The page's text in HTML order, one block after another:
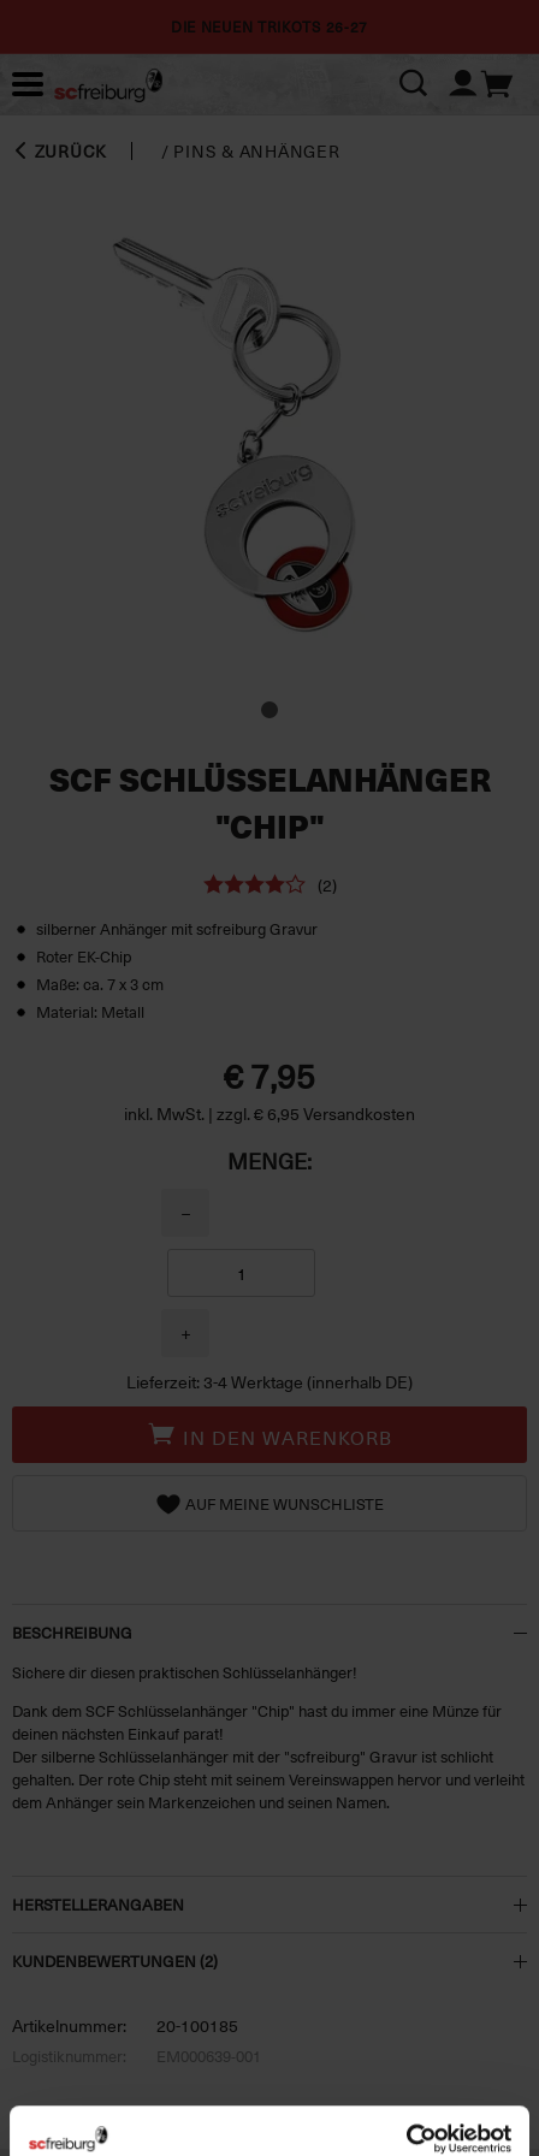
DIE NEUEN TRIKOTS 26-27
ZURÜCK / PINS & ANHÄNGER
SCF SCHLÜSSELANHÄNGER
"CHIP"
(2)
silberner Anhänger mit scfreiburg Gravur
Roter EK-Chip
Maße: ca. 7 x 3 cm
Material: Metall
€ 7,95
inkl. MwSt. | zzgl. € 6,95 Versandkosten
MENGE:
−
+
Lieferzeit: 3-4 Werktage (innerhalb DE)
IN DEN WARENKORB
AUF MEINE WUNSCHLISTE
BESCHREIBUNG
Sichere dir diesen praktischen Schlüsselanhänger!
Dank dem SCF Schlüsselanhänger "Chip" hast du immer eine Münze für
deinen nächsten Einkauf parat!
Der silberne Schlüsselanhänger mit der "scfreiburg" Gravur ist schlicht
gehalten. Der rote Chip steht mit seinem Vereinswappen hervor und verleiht
dem Anhänger sein Markenzeichen und seinen Namen.
HERSTELLERANGABEN
KUNDENBEWERTUNGEN (2)
Artikelnummer: 20-100185
Logistiknummer: EM000639-001